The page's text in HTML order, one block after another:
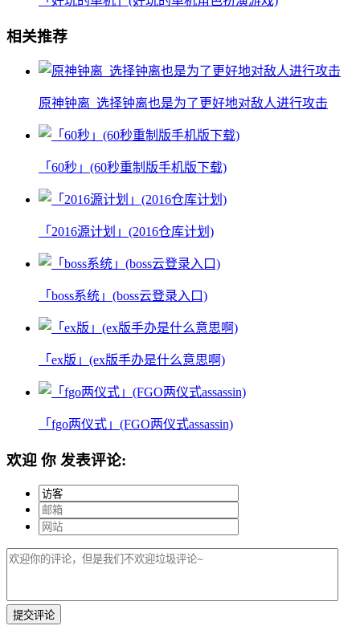
相关推荐
原神钟离_选择钟离也是为了更好地对敌人进行攻击
「60秒」(60秒重制版手机版下载)
「2016源计划」(2016仓库计划)
「boss系统」(boss云登录入口)
「ex版」(ex版手办是什么意思啊)
「fgo两仪式」(FGO两仪式assassin)
欢迎 你 发表评论: